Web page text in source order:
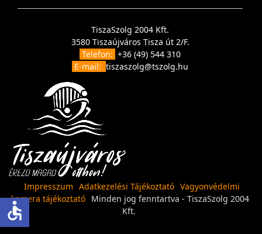
TiszaSzolg 2004 Kft.
3580 Tiszaújváros Tisza út 2/F.
Telefon: +36 (49) 544 310
E-mail: tiszaszolg@tszolg.hu
Impresszum Adatkezelési Tájékoztató Vagyonvédelmi
kamera tájékoztató Minden jog fenntartva - TiszaSzolg 2004
Kft.
accessible